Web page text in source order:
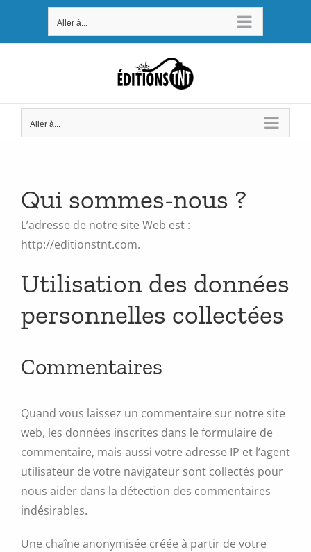
contenu
Aller à...
Aller à...
Qui sommes-nous ?
L’adresse de notre site Web est :
http://editionstnt.com.
Utilisation des données
personnelles collectées
Commentaires
Quand vous laissez un commentaire sur notre site
web, les données inscrites dans le formulaire de
commentaire, mais aussi votre adresse IP et l’agent
utilisateur de votre navigateur sont collectés pour
nous aider dans la détection des commentaires
indésirables.
Une chaîne anonymisée créée à partir de votre